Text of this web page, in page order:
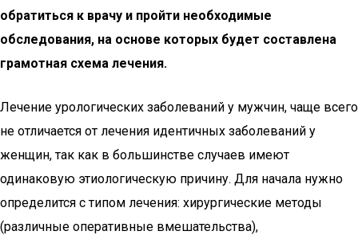
обратиться к врачу и пройти необходимые
обследования, на основе которых будет составлена
грамотная схема лечения.
Лечение урологических заболеваний у мужчин, чаще всего
не отличается от лечения идентичных заболеваний у
женщин, так как в большинстве случаев имеют
одинаковую этиологическую причину. Для начала нужно
определится с типом лечения: хирургические методы
(различные оперативные вмешательства),